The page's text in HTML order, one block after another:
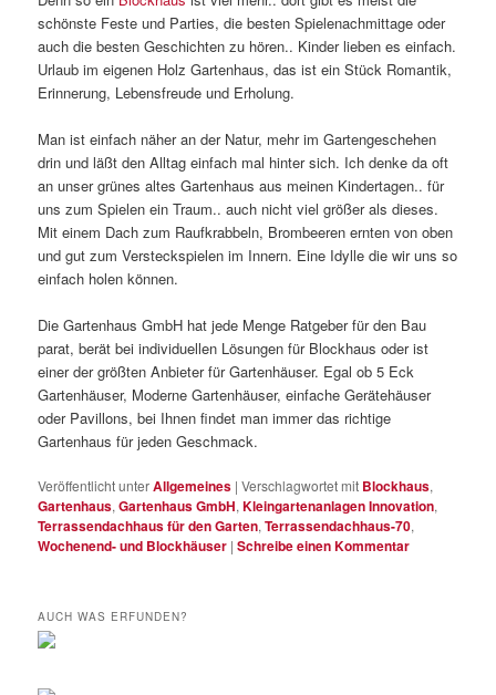
schönste Feste und Parties, die besten Spielenachmittage oder
auch die besten Geschichten zu hören.. Kinder lieben es einfach.
Urlaub im eigenen Holz Gartenhaus, das ist ein Stück Romantik,
Erinnerung, Lebensfreude und Erholung.
Man ist einfach näher an der Natur, mehr im Gartengeschehen
drin und läßt den Alltag einfach mal hinter sich. Ich denke da oft
an unser grünes altes Gartenhaus aus meinen Kindertagen.. für
uns zum Spielen ein Traum.. auch nicht viel größer als dieses.
Mit einem Dach zum Raufkrabbeln, Brombeeren ernten von oben
und gut zum Versteckspielen im Innern. Eine Idylle die wir uns so
einfach holen können.
Die Gartenhaus GmbH hat jede Menge Ratgeber für den Bau
parat, berät bei individuellen Lösungen für Blockhaus oder ist
einer der größten Anbieter für Gartenhäuser. Egal ob 5 Eck
Gartenhäuser, Moderne Gartenhäuser, einfache Gerätehäuser
oder Pavillons, bei Ihnen findet man immer das richtige
Gartenhaus für jeden Geschmack.
Veröffentlicht unterAllgemeines |Verschlagwortet mit Blockhaus,
Gartenhaus,Gartenhaus GmbH,Kleingartenanlagen Innovation,
Terrassendachhaus für den Garten,Terrassendachhaus-70,
Wochenend- und Blockhäuser |Schreibe einen Kommentar
AUCH WAS ERFUNDEN?